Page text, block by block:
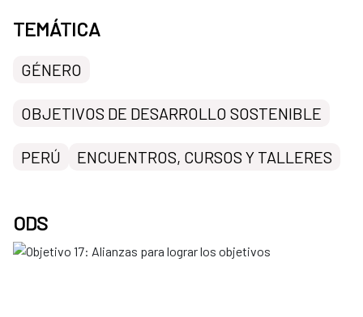
TEMÁTICA
GÉNERO
OBJETIVOS DE DESARROLLO SOSTENIBLE
PERÚ ENCUENTROS, CURSOS Y TALLERES
ODS